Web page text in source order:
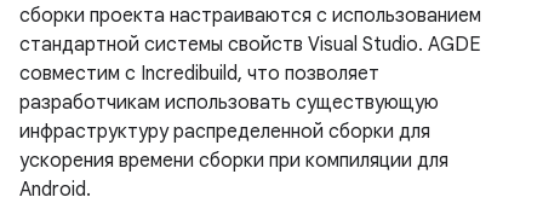
сборки проекта настраиваются с использованием
стандартной системы свойств Visual Studio. AGDE
совместим с Incredibuild, что позволяет
разработчикам использовать существующую
инфраструктуру распределенной сборки для
ускорения времени сборки при компиляции для
Android.